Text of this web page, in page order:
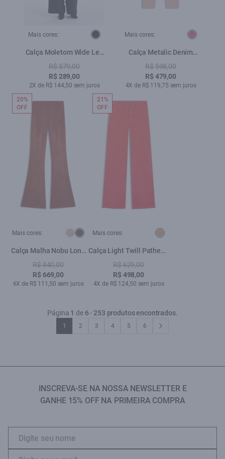
Mais cores:
Calça Moletom Wide Leg
Preto
R$ 579,00
R$ 289,00
2X de R$ 144,50 sem juros
Mais cores:
Calça Metalic Denim
Color Rosa
R$ 598,00
R$ 479,00
4X de R$ 119,75 sem juros
Mais cores:
Calça Malha Nobu Long
Flare Terra
R$ 840,00
R$ 669,00
6X de R$ 111,50 sem juros
20%
OFF
Mais cores:
Calça Light Twill Patheph
Strawberry
R$ 629,00
R$ 498,00
4X de R$ 124,50 sem juros
21%
OFF
Página 1 de 6- 253 produtos encontrados.
1 2 3 4 5 6
INSCREVA-SE NA NOSSA NEWSLETTER E
GANHE 15% OFF NA PRIMEIRA COMPRA